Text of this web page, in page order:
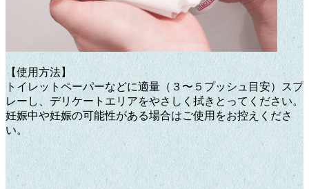
【使用方法】
トイレットペーパーなどに適量（３〜５プッシュ目安）スプ
レーし、デリケートエリアをやさしく拭きとってください。
妊娠中や妊娠の可能性がある場合はご使用をお控えくださ
い。